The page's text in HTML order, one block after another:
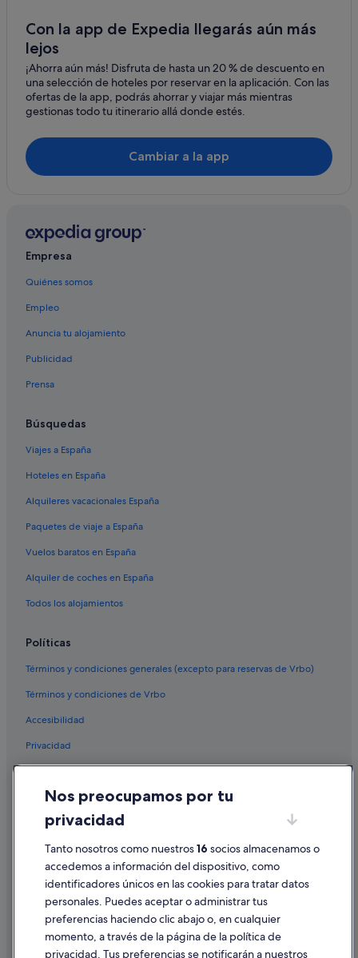
Con la app de Expedia llegarás aún más
lejos
¡Ahorra aún más! Disfruta de hasta un 20 % de descuento en
una selección de hoteles por reservar en la aplicación. Con las
ofertas de la app, podrás ahorrar y viajar más mientras
gestionas todo tu itinerario allá donde estés.
Cambiar a la app
Empresa
Quiénes somos
Empleo
Anuncia tu alojamiento
Publicidad
Prensa
Búsquedas
Viajes a España
Hoteles en España
Alquileres vacacionales España
Paquetes de viaje a España
Vuelos baratos en España
Alquiler de coches en España
Todos los alojamientos
Políticas
Términos y condiciones generales (excepto para reservas de Vrbo)
Términos y condiciones de Vrbo
Accesibilidad
Privacidad
Condiciones de uso
Información legal/contacto
Pautas sobre el contenido y cómo denunciar contenido
Ayuda
Cancelar un vuelo
Nos preocupamos por tu
privacidad
Tanto nosotros como nuestros16 socios almacenamos o
accedemos a información del dispositivo, como
identificadores únicos en las cookies para tratar datos
personales. Puedes aceptar o administrar tus
preferencias haciendo clic abajo o, en cualquier
momento, a través de la página de la política de
privacidad. Tus preferencias se notificarán a nuestros